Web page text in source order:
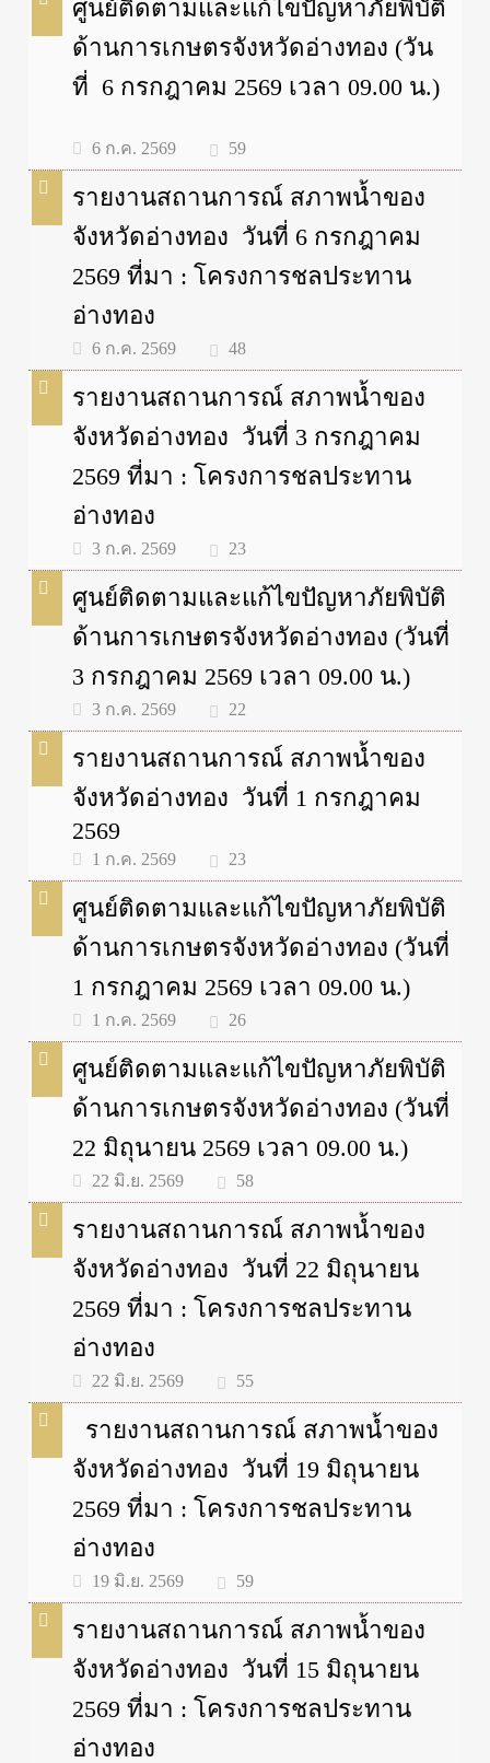
ศูนย์ติดตามและแก้ไขปัญหาภัยพิบัติ
ด้านการเกษตรจังหวัดอ่างทอง (วัน
ที่ 6 กรกฎาคม 2569 เวลา 09.00 น.)
6 ก.ค. 2569 59
รายงานสถานการณ์ สภาพน้ำของ
จังหวัดอ่างทอง วันที่ 6 กรกฎาคม
2569 ที่มา : โครงการชลประทาน
อ่างทอง
6 ก.ค. 2569 48
รายงานสถานการณ์ สภาพน้ำของ
จังหวัดอ่างทอง วันที่ 3 กรกฎาคม
2569 ที่มา : โครงการชลประทาน
อ่างทอง
3 ก.ค. 2569 23
ศูนย์ติดตามและแก้ไขปัญหาภัยพิบัติ
ด้านการเกษตรจังหวัดอ่างทอง (วันที่
3 กรกฎาคม 2569 เวลา 09.00 น.)
3 ก.ค. 2569 22
รายงานสถานการณ์ สภาพน้ำของ
จังหวัดอ่างทอง วันที่ 1 กรกฎาคม
2569
1 ก.ค. 2569 23
ศูนย์ติดตามและแก้ไขปัญหาภัยพิบัติ
ด้านการเกษตรจังหวัดอ่างทอง (วันที่
1 กรกฎาคม 2569 เวลา 09.00 น.)
1 ก.ค. 2569 26
ศูนย์ติดตามและแก้ไขปัญหาภัยพิบัติ
ด้านการเกษตรจังหวัดอ่างทอง (วันที่
22 มิถุนายน 2569 เวลา 09.00 น.)
22 มิ.ย. 2569 58
รายงานสถานการณ์ สภาพน้ำของ
จังหวัดอ่างทอง วันที่ 22 มิถุนายน
2569 ที่มา : โครงการชลประทาน
อ่างทอง
22 มิ.ย. 2569 55
รายงานสถานการณ์ สภาพน้ำของ
จังหวัดอ่างทอง วันที่ 19 มิถุนายน
2569 ที่มา : โครงการชลประทาน
อ่างทอง
19 มิ.ย. 2569 59
รายงานสถานการณ์ สภาพน้ำของ
จังหวัดอ่างทอง วันที่ 15 มิถุนายน
2569 ที่มา : โครงการชลประทาน
อ่างทอง